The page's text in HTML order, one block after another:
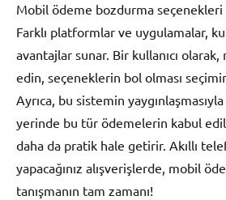
Mobil ödeme bozdurma
Farklı platformlar ve uygulamalar,
avantajlar sunar. Bir kullanıcı
edin, seçeneklerin bol olması
Ayrıca, bu sistemin
yerinde bu tür ödemelerin kabul
daha da pratik hale getirir. Akıllı
yapacağınız alışverişlerde, mobil
tanışmanın tam zamanı!